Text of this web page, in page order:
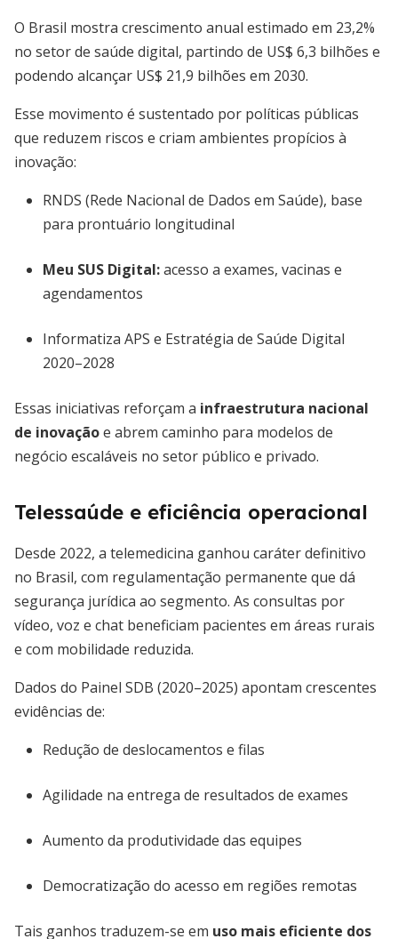
O Brasil mostra crescimento anual estimado em 23,2%
no setor de saúde digital, partindo de US$ 6,3 bilhões e
podendo alcançar US$ 21,9 bilhões em 2030.
Esse movimento é sustentado por políticas públicas
que reduzem riscos e criam ambientes propícios à
inovação:
RNDS (Rede Nacional de Dados em Saúde), base
para prontuário longitudinal
Meu SUS Digital:acesso a exames, vacinas e
agendamentos
Informatiza APS e Estratégia de Saúde Digital
2020–2028
Essas iniciativas reforçam a infraestrutura nacional
de inovaçãoe abrem caminho para modelos de
negócio escaláveis no setor público e privado.
Telessaúde e eficiência operacional
Desde 2022, a telemedicina ganhou caráter definitivo
no Brasil, com regulamentação permanente que dá
segurança jurídica ao segmento. As consultas por
vídeo, voz e chat beneficiam pacientes em áreas rurais
e com mobilidade reduzida.
Dados do Painel SDB (2020–2025) apontam crescentes
evidências de:
Redução de deslocamentos e filas
Agilidade na entrega de resultados de exames
Aumento da produtividade das equipes
Democratização do acesso em regiões remotas
Tais ganhos traduzem-se em uso mais eficiente dos